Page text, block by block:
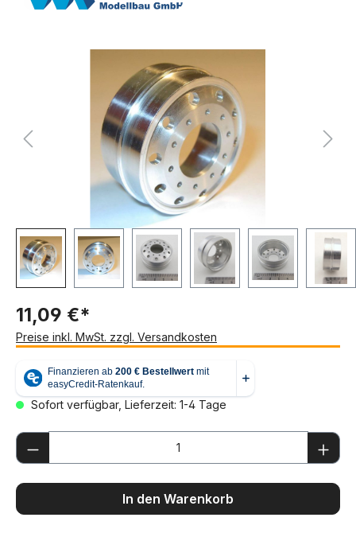
11,09 €*
Preise inkl. MwSt. zzgl. Versandkosten
Sofort verfügbar, Lieferzeit: 1-4 Tage
Produkt Anzahl: Gib den gewünschten
In den Warenkorb